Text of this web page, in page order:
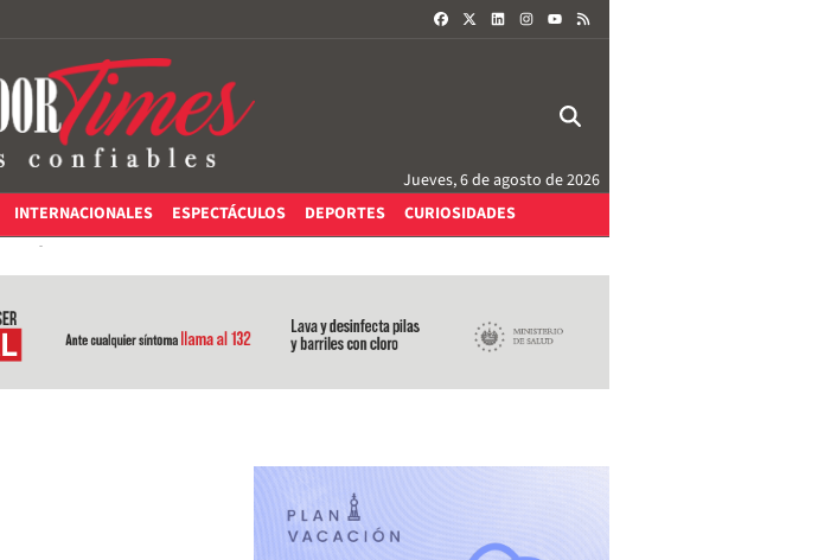
FACEBOOKLINKEDININSTAGRAM
Jueves, 6 de agosto de 2026
INTERNACIONALES ESPECTÁCULOS DEPORTES CURIOSIDADES